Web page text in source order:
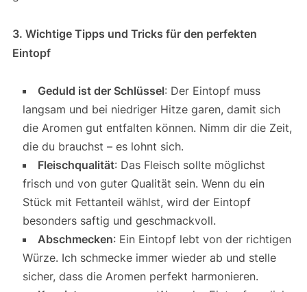
3. Wichtige Tipps und Tricks für den perfekten
Eintopf
Geduld ist der Schlüssel: Der Eintopf muss
langsam und bei niedriger Hitze garen, damit sich
die Aromen gut entfalten können. Nimm dir die Zeit,
die du brauchst – es lohnt sich.
Fleischqualität: Das Fleisch sollte möglichst
frisch und von guter Qualität sein. Wenn du ein
Stück mit Fettanteil wählst, wird der Eintopf
besonders saftig und geschmackvoll.
Abschmecken: Ein Eintopf lebt von der richtigen
Würze. Ich schmecke immer wieder ab und stelle
sicher, dass die Aromen perfekt harmonieren.